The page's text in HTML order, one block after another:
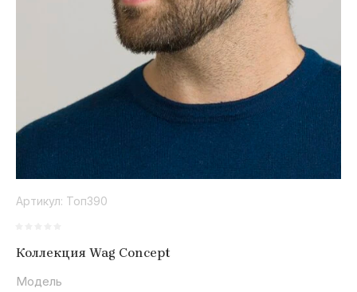
Артикул: Топ390
Коллекция Wag Concept
Модель